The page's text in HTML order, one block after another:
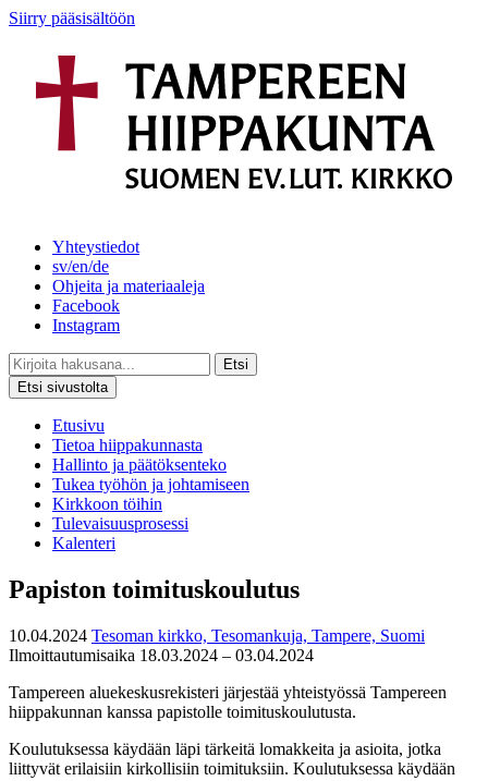
Siirry pääsisältöön
Yhteystiedot
sv/en/de
Ohjeita ja materiaaleja
Facebook
Instagram
Etsi
Etsi sivustolta
Etusivu
Tietoa hiippakunnasta
Hallinto ja päätöksenteko
Tukea työhön ja johtamiseen
Kirkkoon töihin
Tulevaisuusprosessi
Kalenteri
Papiston toimituskoulutus
10.04.2024 Tesoman kirkko, Tesomankuja, Tampere, Suomi
Ilmoittautumisaika 18.03.2024 – 03.04.2024
Tampereen aluekeskusrekisteri järjestää yhteistyössä Tampereen
hiippakunnan kanssa papistolle toimituskoulutusta.
Koulutuksessa käydään läpi tärkeitä lomakkeita ja asioita, jotka
liittyvät erilaisiin kirkollisiin toimituksiin. Koulutuksessa käydään